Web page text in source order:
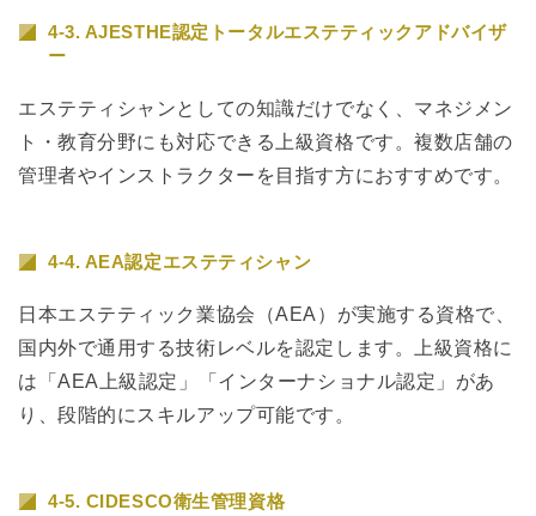
4-3. AJESTHE認定トータルエステティックアドバイザ
ー
エステティシャンとしての知識だけでなく、マネジメン
ト・教育分野にも対応できる上級資格です。複数店舗の
管理者やインストラクターを目指す方におすすめです。
4-4. AEA認定エステティシャン
日本エステティック業協会（AEA）が実施する資格で、
国内外で通用する技術レベルを認定します。上級資格に
は「AEA上級認定」「インターナショナル認定」があ
り、段階的にスキルアップ可能です。
4-5. CIDESCO衛生管理資格